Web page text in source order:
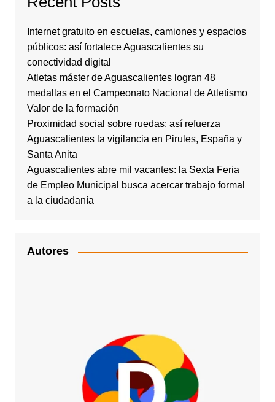
Internet gratuito en escuelas, camiones y espacios
públicos: así fortalece Aguascalientes su
conectividad digital
Atletas máster de Aguascalientes logran 48
medallas en el Campeonato Nacional de Atletismo
Valor de la formación
Proximidad social sobre ruedas: así refuerza
Aguascalientes la vigilancia en Pirules, España y
Santa Anita
Aguascalientes abre mil vacantes: la Sexta Feria
de Empleo Municipal busca acercar trabajo formal
a la ciudadanía
Autores